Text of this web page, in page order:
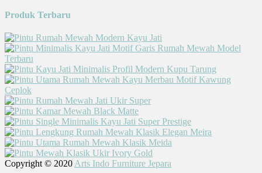
Produk Terbaru
Copyright © 2020 Arts Indo Furniture Jepara